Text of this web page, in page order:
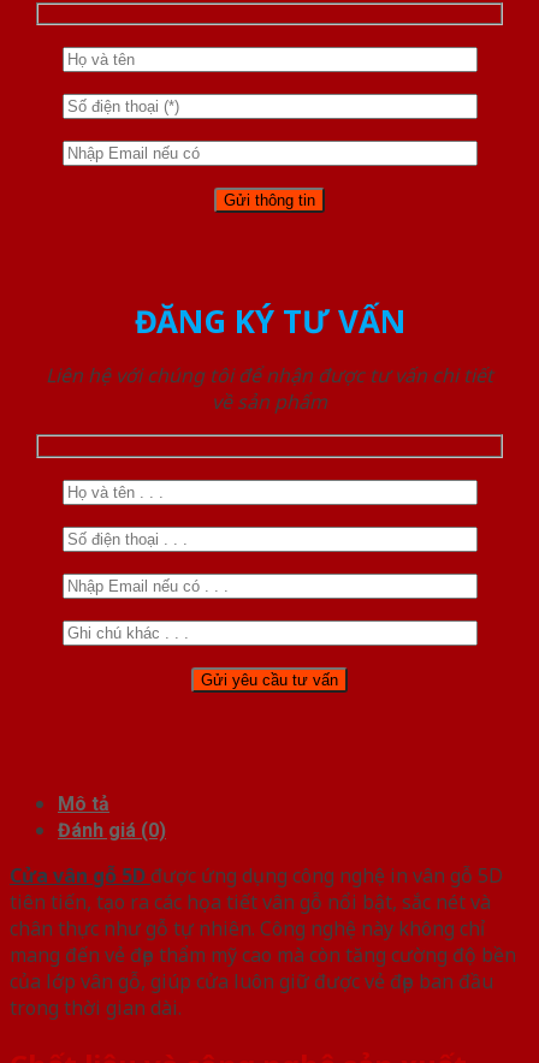
ĐĂNG KÝ TƯ VẤN
Liên hệ với chúng tôi để nhận được tư vấn chi tiết
về sản phẩm
Mô tả
Đánh giá (0)
Cửa vân gỗ 5D được ứng dụng công nghệ in vân gỗ 5D
tiên tiến, tạo ra các họa tiết vân gỗ nổi bật, sắc nét và
chân thực như gỗ tự nhiên. Công nghệ này không chỉ
mang đến vẻ đẹp thẩm mỹ cao mà còn tăng cường độ bền
của lớp vân gỗ, giúp cửa luôn giữ được vẻ đẹp ban đầu
trong thời gian dài.